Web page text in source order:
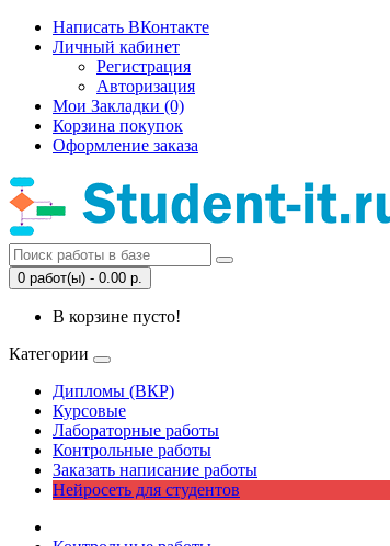
Написать ВКонтакте
Личный кабинет
Регистрация
Авторизация
Мои Закладки (0)
Корзина покупок
Оформление заказа
0 работ(ы) - 0.00 р.
В корзине пусто!
Категории
Дипломы (ВКР)
Курсовые
Лабораторные работы
Контрольные работы
Заказать написание работы
Нейросеть для студентов